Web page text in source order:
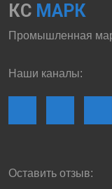
КС МАРК
Промышленная
Наши каналы:
Оставить отзыв: